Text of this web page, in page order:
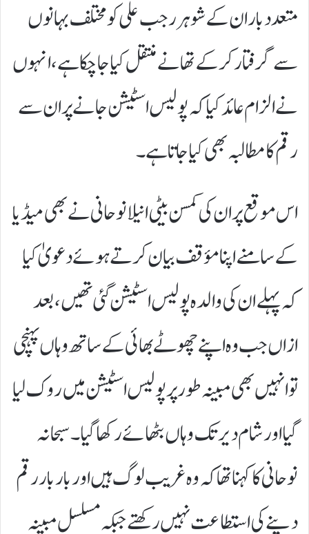
متعدد بار ان کے شوہر رجب علی کو مختلف بہانوں
سے گرفتار کرکے تھانے منتقل کیا جا چکا ہے، انہوں
نے الزام عائد کیا کہ پولیس اسٹیشن جانے پران سے
رقم کا مطالبہ بھی کیا جاتا ہے۔
اس موقع پر ان کی کمسن بیٹی انیلا نوحانی نے بھی میڈیا
کے سامنے اپنا مؤقف بیان کرتے ہوئے دعویٰ کیا
کہ پہلے ان کی والدہ پولیس اسٹیشن گئی تھیں،بعد
ازاں جب وہ اپنے چھوٹے بھائی کے ساتھ وہاں پہنچی
تو انہیں بھی مبینہ طور پر پولیس اسٹیشن میں روک لیا
گیا اور شام دیرتک وہاں بٹھائے رکھا گیا۔سبحانہ
نوحانی کا کہنا تھا کہ وہ غریب لوگ ہیں اور بار بار رقم
دینے کی استطاعت نہیں رکھتے جبکہ مسلسل مبینہ